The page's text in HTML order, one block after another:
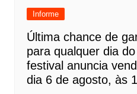
Informe
Última chance de
para qualquer dia
festival anuncia
dia 6 de agosto, às